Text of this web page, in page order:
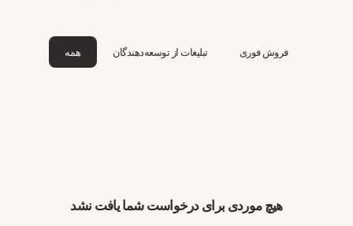
همه تبلیغات از توسعه‌دهندگان فروش فوری
هیچ موردی برای درخواست شما یافت نشد